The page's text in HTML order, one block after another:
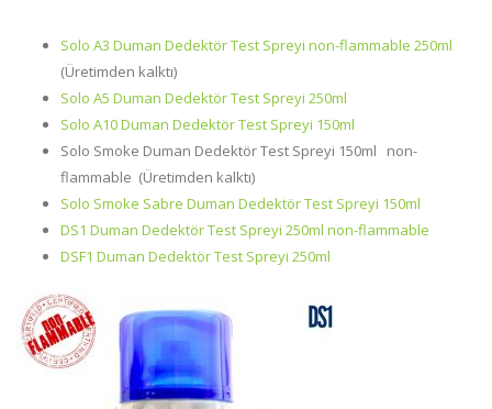
Solo A3 Duman Dedektör Test Spreyi non-flammable 250ml
(Üretimden kalktı)
Solo A5 Duman Dedektör Test Spreyi 250ml
Solo A10 Duman Dedektör Test Spreyi 150ml
Solo Smoke Duman Dedektör Test Spreyi 150ml non-
flammable (Üretimden kalktı)
Solo Smoke Sabre Duman Dedektör Test Spreyi 150ml
DS1 Duman Dedektör Test Spreyi 250ml non-flammable
DSF1 Duman Dedektör Test Spreyi 250ml